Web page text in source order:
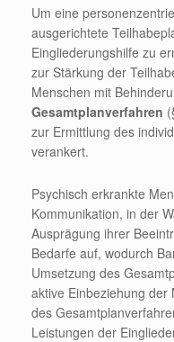
Um eine
ausgerichtete
Eingliederungshilfe zu
zur Stärkung der
Menschen mit
Gesamtplanverfahren
zur Ermittlung des
verankert.
Psychisch erkrankte
Kommunikation, in der
Ausprägung ihrer
Bedarfe auf, wodurch
Umsetzung des
aktive Einbeziehung der
des
Leistungen der